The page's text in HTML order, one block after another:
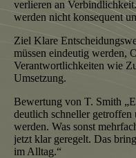
verlieren an
werden nicht konsequent
Ziel Klare
müssen eindeutig werden,
Verantwortlichkeiten wie
Umsetzung.
Bewertung von T. Smith
deutlich schneller getroffen
werden. Was sonst
jetzt klar geregelt. Das
im Alltag.“